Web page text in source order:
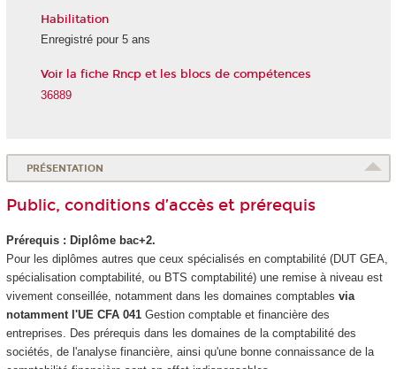
Habilitation
Enregistré pour 5 ans
Voir la fiche Rncp et les blocs de compétences
36889
PRÉSENTATION
Public, conditions d’accès et prérequis
Prérequis : Diplôme bac+2.
Pour les diplômes autres que ceux spécialisés en comptabilité (DUT GEA,
spécialisation comptabilité, ou BTS comptabilité) une remise à niveau est
vivement conseillée, notamment dans les domaines comptables via
notamment l'UE CFA 041 Gestion comptable et financière des
entreprises. Des prérequis dans les domaines de la comptabilité des
sociétés, de l'analyse financière, ainsi qu'une bonne connaissance de la